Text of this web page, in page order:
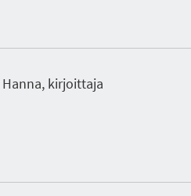
kirjoittaja